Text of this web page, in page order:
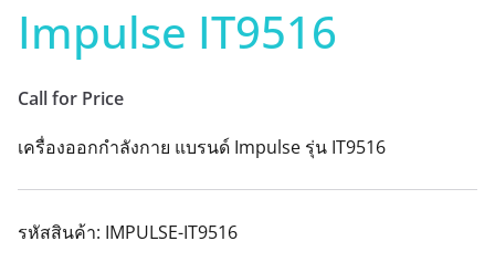
Impulse IT9516
Call for Price
เครื่องออกกำลังกาย แบรนด์ Impulse รุ่น IT9516
รหัสสินค้า: IMPULSE-IT9516